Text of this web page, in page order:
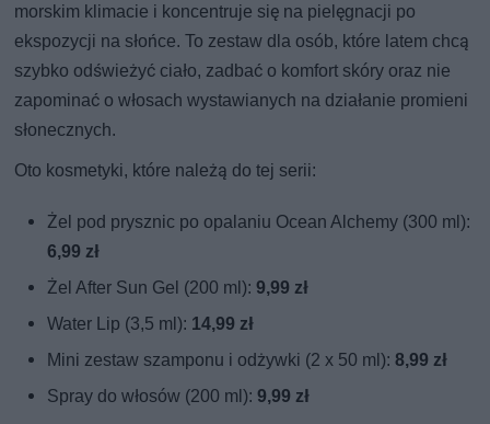
morskim klimacie i koncentruje się na pielęgnacji po
ekspozycji na słońce. To zestaw dla osób, które latem chcą
szybko odświeżyć ciało, zadbać o komfort skóry oraz nie
zapominać o włosach wystawianych na działanie promieni
słonecznych.
Oto kosmetyki, które należą do tej serii:
Żel pod prysznic po opalaniu Ocean Alchemy (300 ml):
6,99 zł
Żel After Sun Gel (200 ml):9,99 zł
Water Lip (3,5 ml): 14,99 zł
Mini zestaw szamponu i odżywki (2 x 50 ml):8,99 zł
Spray do włosów (200 ml):9,99 zł